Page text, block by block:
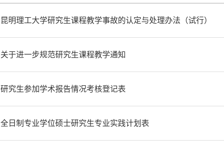
昆明理工大学研究生课程教学事故的认定与处理办法（试行）
关于进一步规范研究生课程教学通知
研究生参加学术报告情况考核登记表
全日制专业学位硕士研究生专业实践计划表